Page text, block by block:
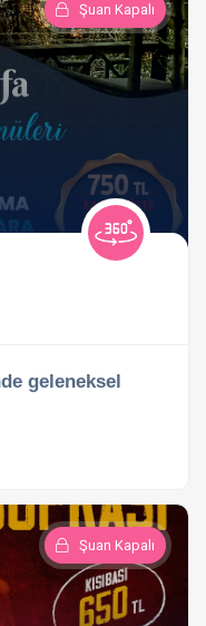
Şuan Kapalı
geleneksel
Şuan Kapalı